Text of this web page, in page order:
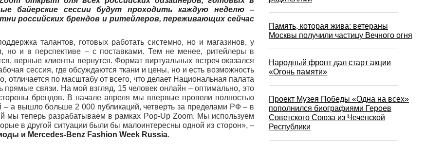
байерские сессии будут проходить каждую неделю –
российских брендов и ритейлеров, переживающих сейчас
талантов, готовых работать системно, но и магазинов, у
но и в перспективе – с поставками. Тем не менее, ритейлеры в
верные клиенты вернутся. Формат виртуальных встреч оказался
сессия, где обсуждаются ткани и цены, но и есть возможность
отличается по масштабу от всего, что делает Национальная палата
связи. На мой взгляд, 15 человек онлайн – оптимально, это
брендов. В начале апреля мы впервые провели полностью
а вышло больше 2 000 публикаций, четверть за пределами РФ – в
мы теперь разрабатываем в рамках Pop-Up Zoom. Мы используем
в другой ситуации были бы малоинтересны одной из сторон», –
и Mercedes-Benz Fashion Week Russia.
Память, которая жива: ветераны
Москвы получили частицу Вечного огня
Народный фронт дал старт акции
«Огонь памяти»
Проект Музея Победы «Одна на всех»
пополнился биографиями Героев
Советского Союза из Чеченской
Республики